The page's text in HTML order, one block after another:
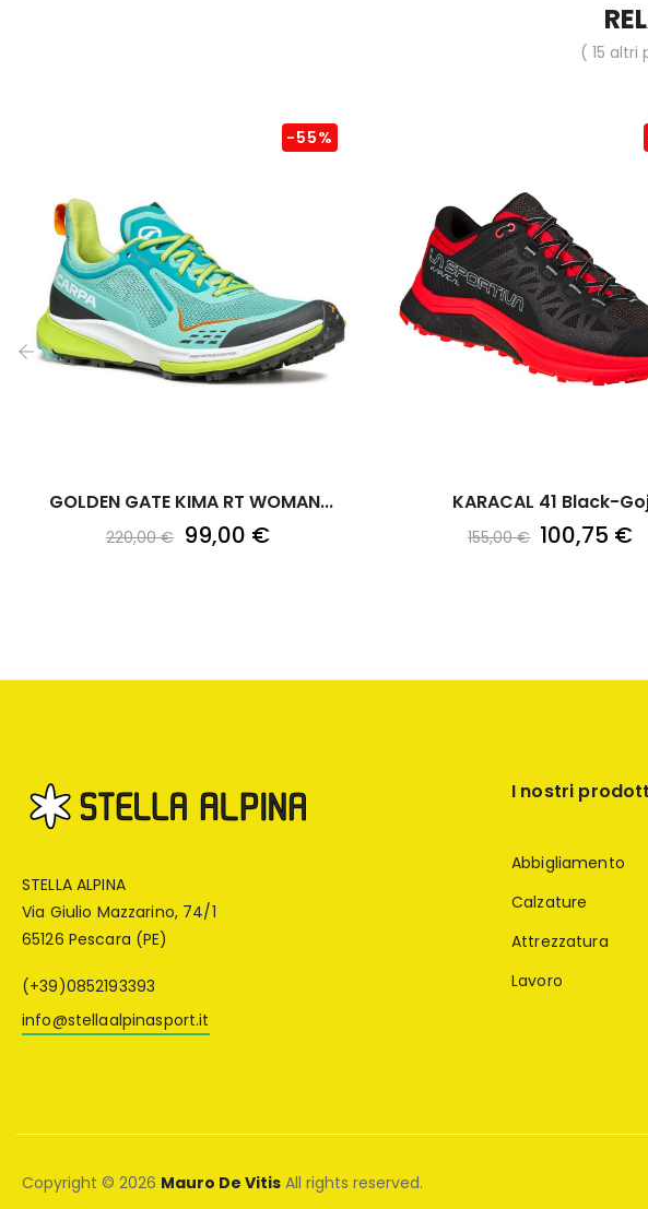
( 15
GOLDEN GATE KIMA RT WOMAN...
220,00 €
-55%
99,00 €
KARACAL 41 Black-
155,00 € 100,75 €
STELLA ALPINA
Via Giulio Mazzarino, 74/1
65126 Pescara (PE)
(+39)0852193393
info@stellaalpinasport.it
I nostri
Abbigliamento
Calzature
Attrezzatura
Lavoro
Copyright © 2026 Mauro De Vitis All rights reserved.